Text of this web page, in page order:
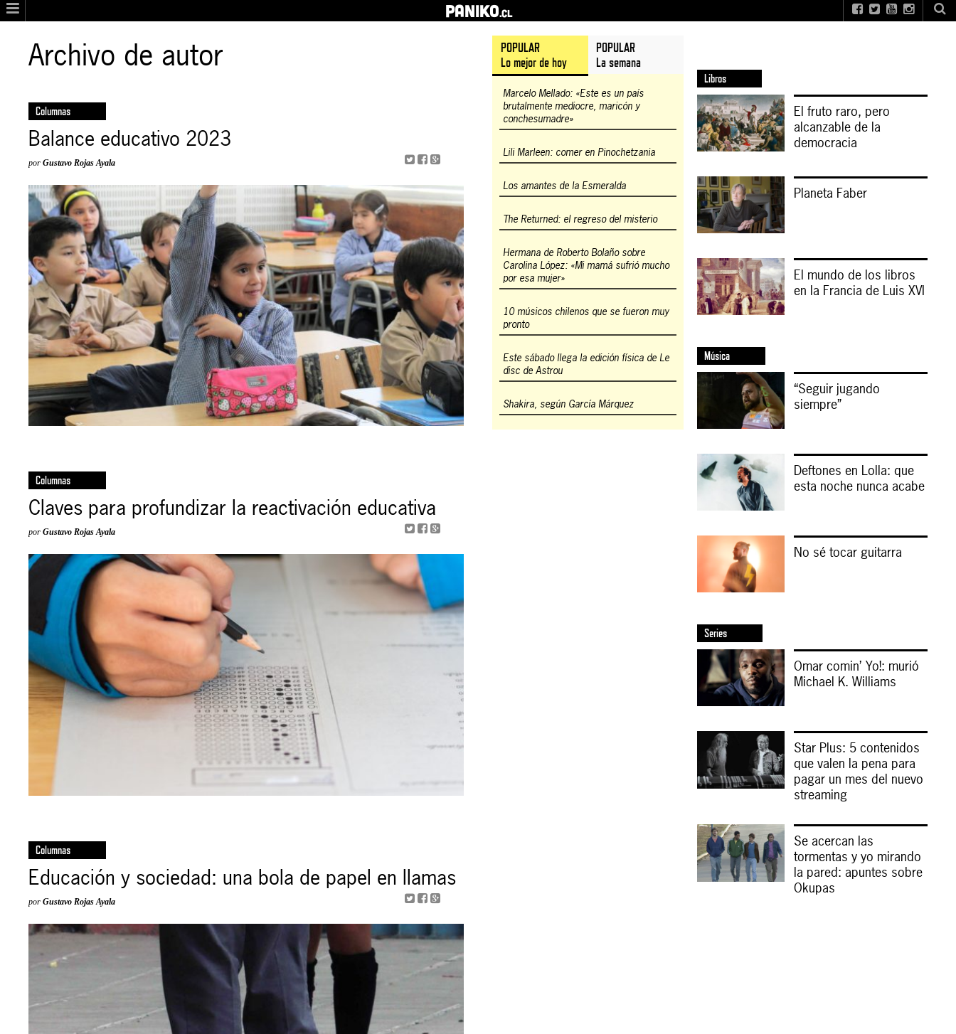
PANIKO.cl
Archivo de autor
Columnas
Balance educativo 2023
porGustavo Rojas Ayala
Columnas
Claves para profundizar la reactivación educativa
porGustavo Rojas Ayala
Columnas
Educación y sociedad: una bola de papel en llamas
porGustavo Rojas Ayala
POPULAR
Lo mejor de hoy
POPULAR
La semana
Marcelo Mellado: «Este es un país
brutalmente mediocre, maricón y
conchesumadre»
Lili Marleen: comer en Pinochetzania
Los amantes de la Esmeralda
The Returned: el regreso del misterio
Hermana de Roberto Bolaño sobre
Carolina López: «Mi mamá sufrió mucho
por esa mujer»
10 músicos chilenos que se fueron muy
pronto
Este sábado llega la edición física de Le
disc de Astrou
Shakira, según García Márquez
Libros
El fruto raro, pero
alcanzable de la
democracia
Planeta Faber
El mundo de los libros
en la Francia de Luis XVI
Música
“Seguir jugando
siempre”
Deftones en Lolla: que
esta noche nunca acabe
No sé tocar guitarra
Series
Omar comin’ Yo!: murió
Michael K. Williams
Star Plus: 5 contenidos
que valen la pena para
pagar un mes del nuevo
streaming
Se acercan las
tormentas y yo mirando
la pared: apuntes sobre
Okupas